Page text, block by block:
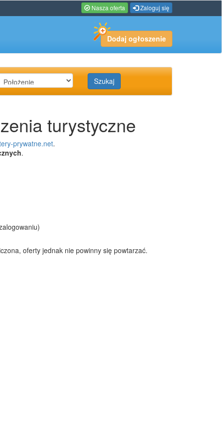
Nasza oferta Zaloguj się
Dodaj ogłoszenie
Szukaj
turystyczne
prywatne.net.
.
oferty jednak nie powinny się powtarzać.